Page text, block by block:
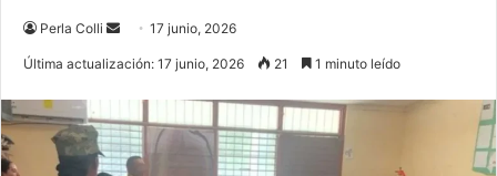
Perla Colli
Send17 junio, 2026
Última actualización: 17 junio, 2026 21 1 minuto leído